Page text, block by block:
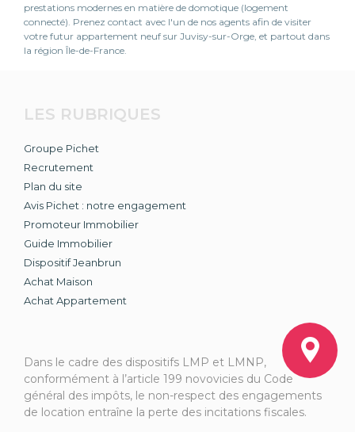
prestations modernes en matière de domotique (logement
connecté). Prenez contact avec l'un de nos agents afin de visiter
votre futur appartement neuf sur Juvisy-sur-Orge, et partout dans
la région Île-de-France.
LES RUBRIQUES
Groupe Pichet
Recrutement
Plan du site
Avis Pichet : notre engagement
Promoteur Immobilier
Guide Immobilier
Dispositif Jeanbrun
Achat Maison
Achat Appartement
Dans le cadre des dispositifs LMP et LMNP,
conformément à l’article 199 novovicies du Code
général des impôts, le non-respect des engagements
de location entraîne la perte des incitations fiscales.